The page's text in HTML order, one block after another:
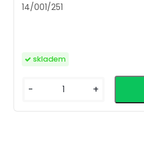
14/001/251
skladem
- +